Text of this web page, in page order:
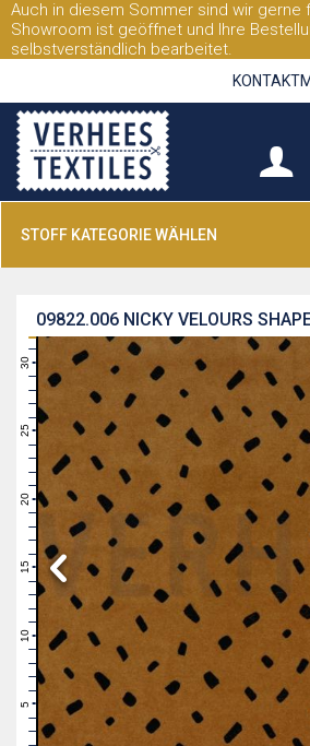
Auch in diesem Sommer sind wir gerne
Showroom ist geöffnet und Ihre
selbstverständlich bearbeitet.
KONTAKT
STOFF KATEGORIE WÄHLEN
NICKY VELOURS
09822.006
7
11
13
14
16
20
21
26
27